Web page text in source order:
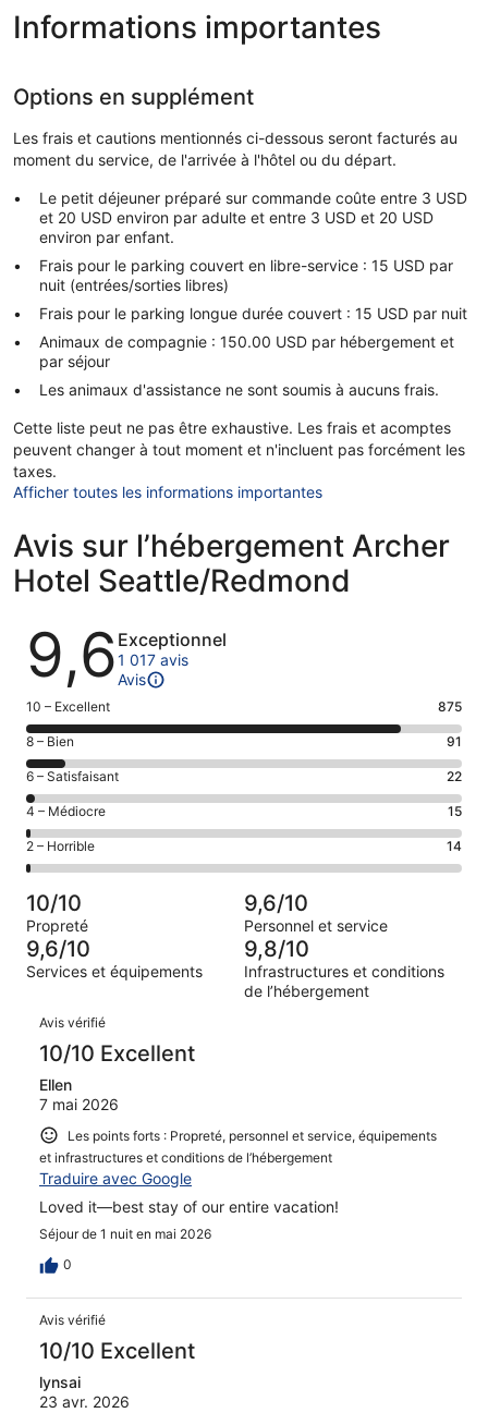
Informations importantes
Options en supplément
Les frais et cautions mentionnés ci-dessous seront facturés au
moment du service, de l'arrivée à l'hôtel ou du départ.
Le petit déjeuner préparé sur commande coûte entre 3 USD
et 20 USD environ par adulte et entre 3 USD et 20 USD
environ par enfant.
Frais pour le parking couvert en libre-service : 15 USD par
nuit (entrées/sorties libres)
Frais pour le parking longue durée couvert : 15 USD par nuit
Animaux de compagnie : 150.00 USD par hébergement et
par séjour
Les animaux d'assistance ne sont soumis à aucuns frais.
Cette liste peut ne pas être exhaustive. Les frais et acomptes
peuvent changer à tout moment et n'incluent pas forcément les
taxes.
Afficher toutes les informations importantes
Avis sur l’hébergement Archer
Hotel Seattle/Redmond
Avis
9,6 Exceptionnel
1 017 avis
Avis
Note
des
voyageurs
de 10
(Excellent),
d’après 875 avis
sur 1017.
10 – Excellent 875
Note
des
voyageurs
de 8
(Bien),
d’après 91 avis
sur 1017.
8 – Bien 91
Note
des
voyageurs
de 6
(Satisfaisant),
sur 1017.
6 – Satisfaisant 22
Note
des
voyageurs
de 4
(Médiocre),
d’après 15 avis
sur 1017.
4 – Médiocre 15
Note
des
voyageurs
de 2
(Horrible),
d’après 14 avis
sur 1017.
2 – Horrible 14
10/10
Propreté
9,6/10
Personnel et service
9,6/10
Services et équipements
9,8/10
Infrastructures et conditions
de l’hébergement
Avis
Avis vérifié
10/10 Excellent
Ellen
7 mai 2026
Les points forts : Propreté, personnel et service, équipements
et infrastructures et conditions de l’hébergement
Traduire avec Google
Loved it—best stay of our entire vacation!
Séjour de 1 nuit en mai 2026
0
Avis vérifié
10/10 Excellent
lynsai
23 avr. 2026